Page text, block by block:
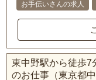
お手伝いさんの求人
東中野駅から徒歩7
のお仕事（東京都中